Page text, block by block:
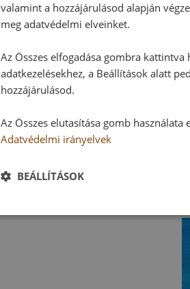
valamint a hozzájárulásod alapján
meg adatvédelmi elveinket.
Az Összes elfogadása gombra
adatkezelésekhez, a Beállítások alatt
hozzájárulásod.
Az Összes elutasítása gomb
Adatvédelmi irányelvek
BEÁLLÍTÁSOK